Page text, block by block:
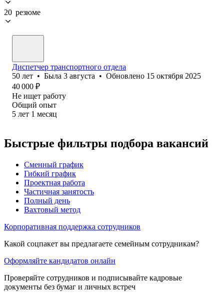
20 резюме
Диспетчер транспортного отдела
50 лет • Была 3 августа • Обновлено 15 октября 2025
40 000 ₽
Не ищет работу
Общий опыт
5 лет 1 месяц
Быстрые фильтры подбора вакансий
Сменный график
Гибкий график
Проектная работа
Частичная занятость
Полный день
Вахтовый метод
Корпоративная поддержка сотрудников
Какой соцпакет вы предлагаете семейным сотрудникам?
Оформляйте кандидатов онлайн
Проверяйте сотрудников и подписывайте кадровые
документы без бумаг и личных встреч